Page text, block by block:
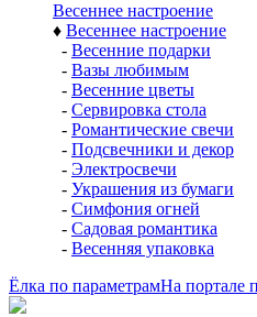
Весеннее настроение
♦ Весеннее настроение
- Весенние подарки
- Вазы любимым
- Весенние цветы
- Сервировка стола
- Романтические свечи
- Подсвечники и декор
- Электросвечи
- Украшения из бумаги
- Симфония огней
- Садовая романтика
- Весенняя упаковка
Ёлка по параметрамНа портале